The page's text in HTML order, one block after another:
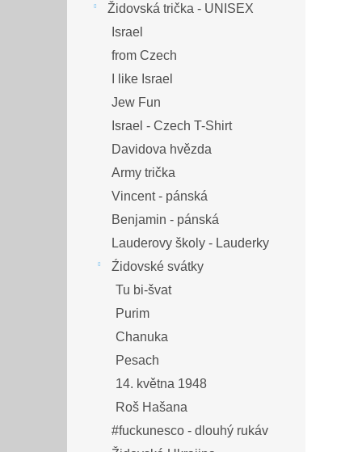
Židovská trička - UNISEX
Israel
from Czech
I like Israel
Jew Fun
Israel - Czech T-Shirt
Davidova hvězda
Army trička
Vincent - pánská
Benjamin - pánská
Lauderovy školy - Lauderky
Źidovské svátky
Tu bi-švat
Purim
Chanuka
Pesach
14. května 1948
Roš Hašana
#fuckunesco - dlouhý rukáv